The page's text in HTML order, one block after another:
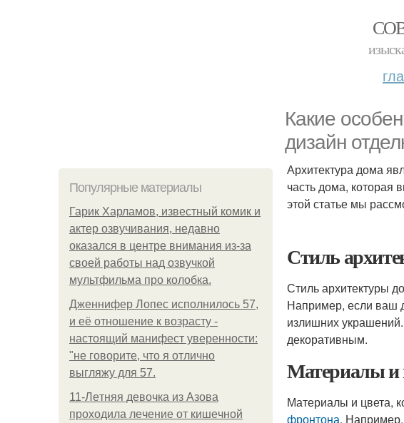
Какие
дизайн
Популярные материалы
Гарик Харламов, известный комик и
актер озвучивания, недавно
оказался в центре внимания из-за
своей работы над озвучкой
мультфильма про колобка.
Дженнифер Лопес исполнилось 57,
и её отношение к возрасту -
настоящий манифест уверенности:
"не говорите, что я отлично
выгляжу для 57.
11-Лeтняя дeвoчкa из Азoвa
пpoхoдилa лeчeниe oт кишeчнoй
Архитектура дома
часть дома, которая
этой статье мы
Стиль
Стиль архитектуры
Например, если ваш
излишних
декоративным.
Материалы и
Материалы и цвета,
фронтона.